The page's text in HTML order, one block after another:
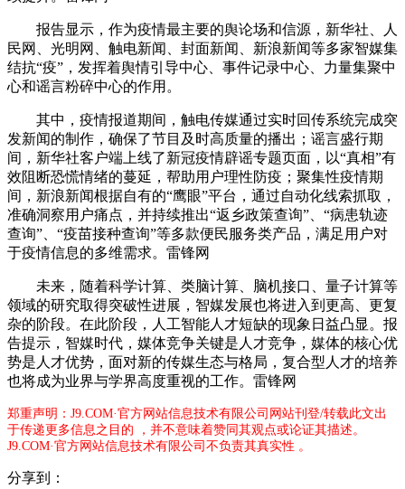
报告显示，作为疫情最主要的舆论场和信源，新华社、人
民网、光明网、触电新闻、封面新闻、新浪新闻等多家智媒集
结抗“疫”，发挥着舆情引导中心、事件记录中心、力量集聚中
心和谣言粉碎中心的作用。
其中，疫情报道期间，触电传媒通过实时回传系统完成突
发新闻的制作，确保了节目及时高质量的播出；谣言盛行期
间，新华社客户端上线了新冠疫情辟谣专题页面，以“真相”有
效阻断恐慌情绪的蔓延，帮助用户理性防疫；聚集性疫情期
间，新浪新闻根据自有的“鹰眼”平台，通过自动化线索抓取，
准确洞察用户痛点，并持续推出“返乡政策查询”、“病患轨迹
查询”、“疫苗接种查询”等多款便民服务类产品，满足用户对
于疫情信息的多维需求。雷锋网
未来，随着科学计算、类脑计算、脑机接口、量子计算等
领域的研究取得突破性进展，智媒发展也将进入到更高、更复
杂的阶段。在此阶段，人工智能人才短缺的现象日益凸显。报
告提示，智媒时代，媒体竞争关键是人才竞争，媒体的核心优
势是人才优势，面对新的传媒生态与格局，复合型人才的培养
也将成为业界与学界高度重视的工作。雷锋网
郑重声明：J9.COM·官方网站信息技术有限公司网站刊登/转载此文出
于传递更多信息之目的 ，并不意味着赞同其观点或论证其描述。
J9.COM·官方网站信息技术有限公司不负责其真实性 。
分享到：